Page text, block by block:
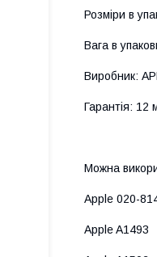
Розміри в
Вага в
Виробник:
Гарантія: 12
Можна
Apple 020-
Apple A1493